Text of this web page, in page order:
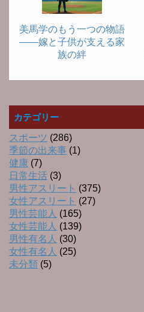
美馬学のもう一つの物語
――嫁と子供が支える家
族の絆
カテゴリー
スポーツ (286)
季節の出来事 (1)
健康 (7)
日常生活 (3)
男性アスリート (375)
女性アスリート (27)
男性芸能人 (165)
女性芸能人 (139)
男性有名人 (30)
女性有名人 (25)
未分類 (5)